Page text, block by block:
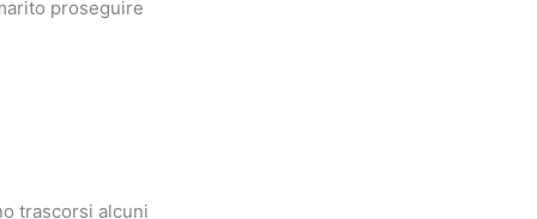
proseguire
trascorsi alcuni